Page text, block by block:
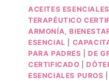
ACEITES
TERAPÉUTICO
ARMONÍA,
ESENCIAL
PARA PADRES |DE
CERTIFICADO |
ESENCIALES PUROS